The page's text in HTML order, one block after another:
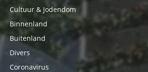
Cultuur & Jodendom
Binnenland
Buitenland
Divers
Coronavirus